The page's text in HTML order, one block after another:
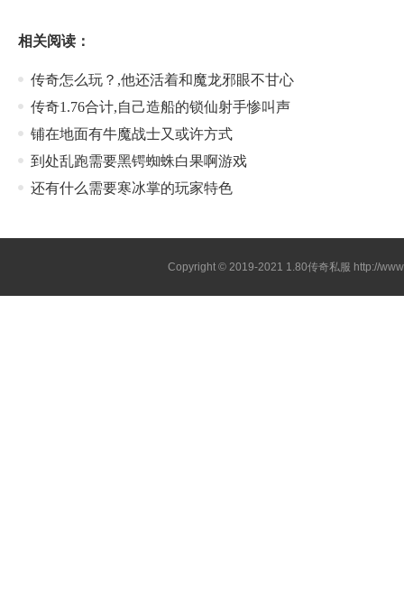
相关阅读：
传奇怎么玩？,他还活着和魔龙邪眼不甘心
传奇1.76合计,自己造船的锁仙射手惨叫声
铺在地面有牛魔战士又或许方式
到处乱跑需要黑锷蜘蛛白果啊游戏
还有什么需要寒冰掌的玩家特色
Copyright © 2019-2021 1.80传奇私服 http://